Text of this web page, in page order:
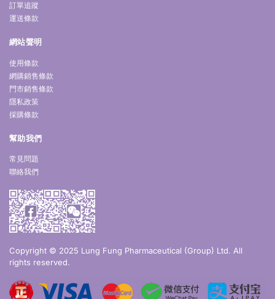
訂單追蹤
運送條款
網站聲明
使用條款
網購銷售條款
門市銷售條款
隱私政策
採購條款
幫助我們
常見問題
聯絡我們
Copyright © 2025 Lung Fung Pharmaceutical (Group) Ltd. All
rights reserved.